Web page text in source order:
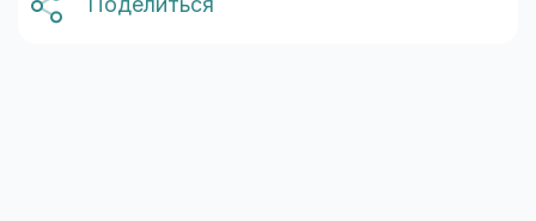
Поделиться